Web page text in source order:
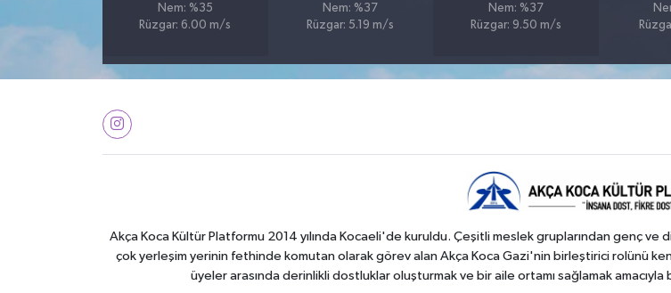
Nem: %35
Rüzgar: 6.00 m/s
Nem: %37
Rüzgar: 5.19 m/s
Nem: %37
Rüzgar: 9.50 m/s
Akça Koca Kültür Platformu 2014 yılında Kocaeli'de kuruldu. Çeşitli meslek gruplarından genç
çok yerleşim yerinin fethinde komutan olarak görev alan Akça Koca Gazi'nin birleştirici rolünü
üyeler arasında derinlikli dostluklar oluşturmak ve bir aile ortamı sağlamak